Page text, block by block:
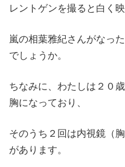
レントゲンを撮ると白く映
嵐の相葉雅紀さんがなっ
でしょうか。
ちなみに、わたしは２０
胸になっており、
そのうち２回は内視鏡（
があります。